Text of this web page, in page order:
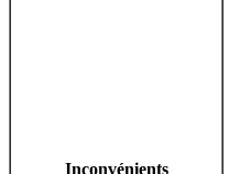
Inconvénients